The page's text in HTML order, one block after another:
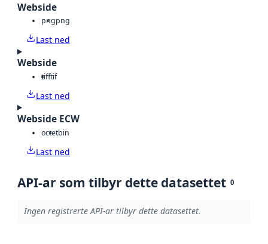
Webside
pngpng
Last ned
Webside
tifftif
Last ned
Webside ECW
octetbin
Last ned
API-ar som tilbyr dette datasettet 0
Ingen registrerte API-ar tilbyr dette datasettet.